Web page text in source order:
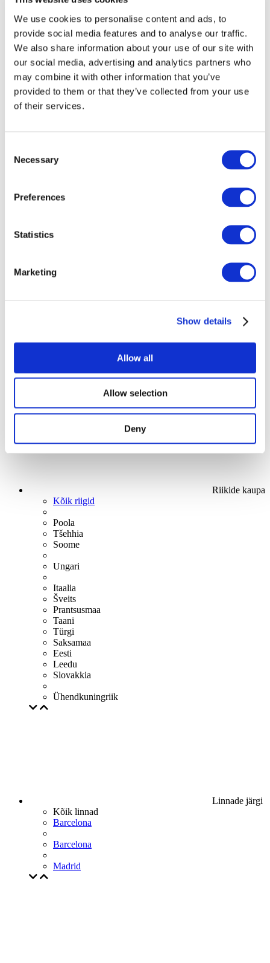
We use cookies to personalise content and ads, to
provide social media features and to analyse our traffic.
We also share information about your use of our site with
our social media, advertising and analytics partners who
may combine it with other information that you’ve
provided to them or that they’ve collected from your use
of their services.
Selection
Necessary
Preferences
Statistics
Marketing
Show details
Allow all
Allow selection
Deny
Sündmused
Riikide kaupa
Kõik riigid
Poola
Tšehhia
Soome
Ungari
Itaalia
Šveits
Prantsusmaa
Taani
Türgi
Saksamaa
Eesti
Leedu
Slovakkia
Ühendkuningriik
Linnade järgi
Kõik linnad
Barcelona
Barcelona
Madrid